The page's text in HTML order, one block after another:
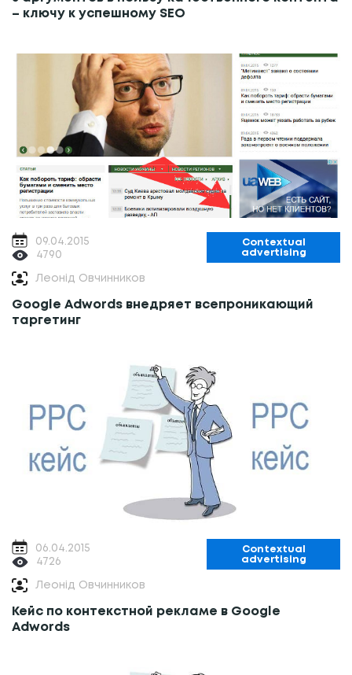
– ключу к успешному SEO
09.04.2015
4790
Contextual
advertising
Леонід Овчинников
Google Adwords внедряет всепроникающий
таргетинг
06.04.2015
4726
Contextual
advertising
Леонід Овчинников
Кейс по контекстной рекламе в Google
Adwords